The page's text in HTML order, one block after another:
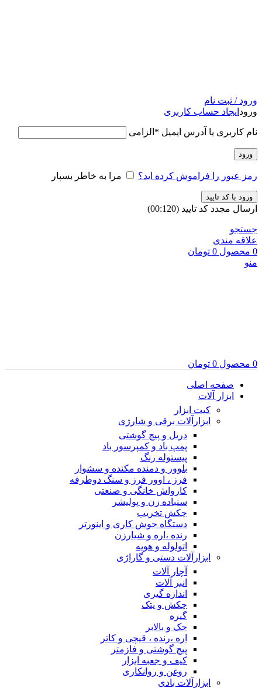
ورود / ثبت نام
ورود ایجاد حساب کاربری
نام کاربری یا آدرس ایمیل * الزامی
ورود
رمز عبور را فراموش کرده اید؟ مرا به خاطر بسپار
ورود با کد تایید
ارسال مجدد کد تایید (00:
120
)
جستجو
علاقه مندی
0 محصول 0 تومان
منو
0 محصول 0 تومان
صفحه اصلی
ابزار آلات
کیت ابزار
ابزارآلات برقی و شارژی
دریل و پیچ گوشتی
پمپ باد و کمپرسور باد
پیستوله رنگ
بلوور و دمنده مکنده و سشوار
فرز ، اوور فرز و سنگ دوطرفه
کارواش خانگی و صنعتی
سنباده زن و پولیشر
چکش تخریب
دستگاه جوش کاری و اینورتر
رنده ،اره و شیارزن
اتولوله و هویه
ابزارآلات دستی و گاراژی
آچار آلات
انبر آلات
اندازه گیری
چکش و پتک
گیره
جک و بالابر
اره ،رنده ، قیچی و کاتر
پیچ گوشتی و فازمتر
کیف و جعبه ابزار
روغن و روانکاری
ابزارآلات بادی